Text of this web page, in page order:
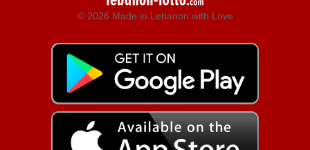
© 2026 Made in Lebanon with Love